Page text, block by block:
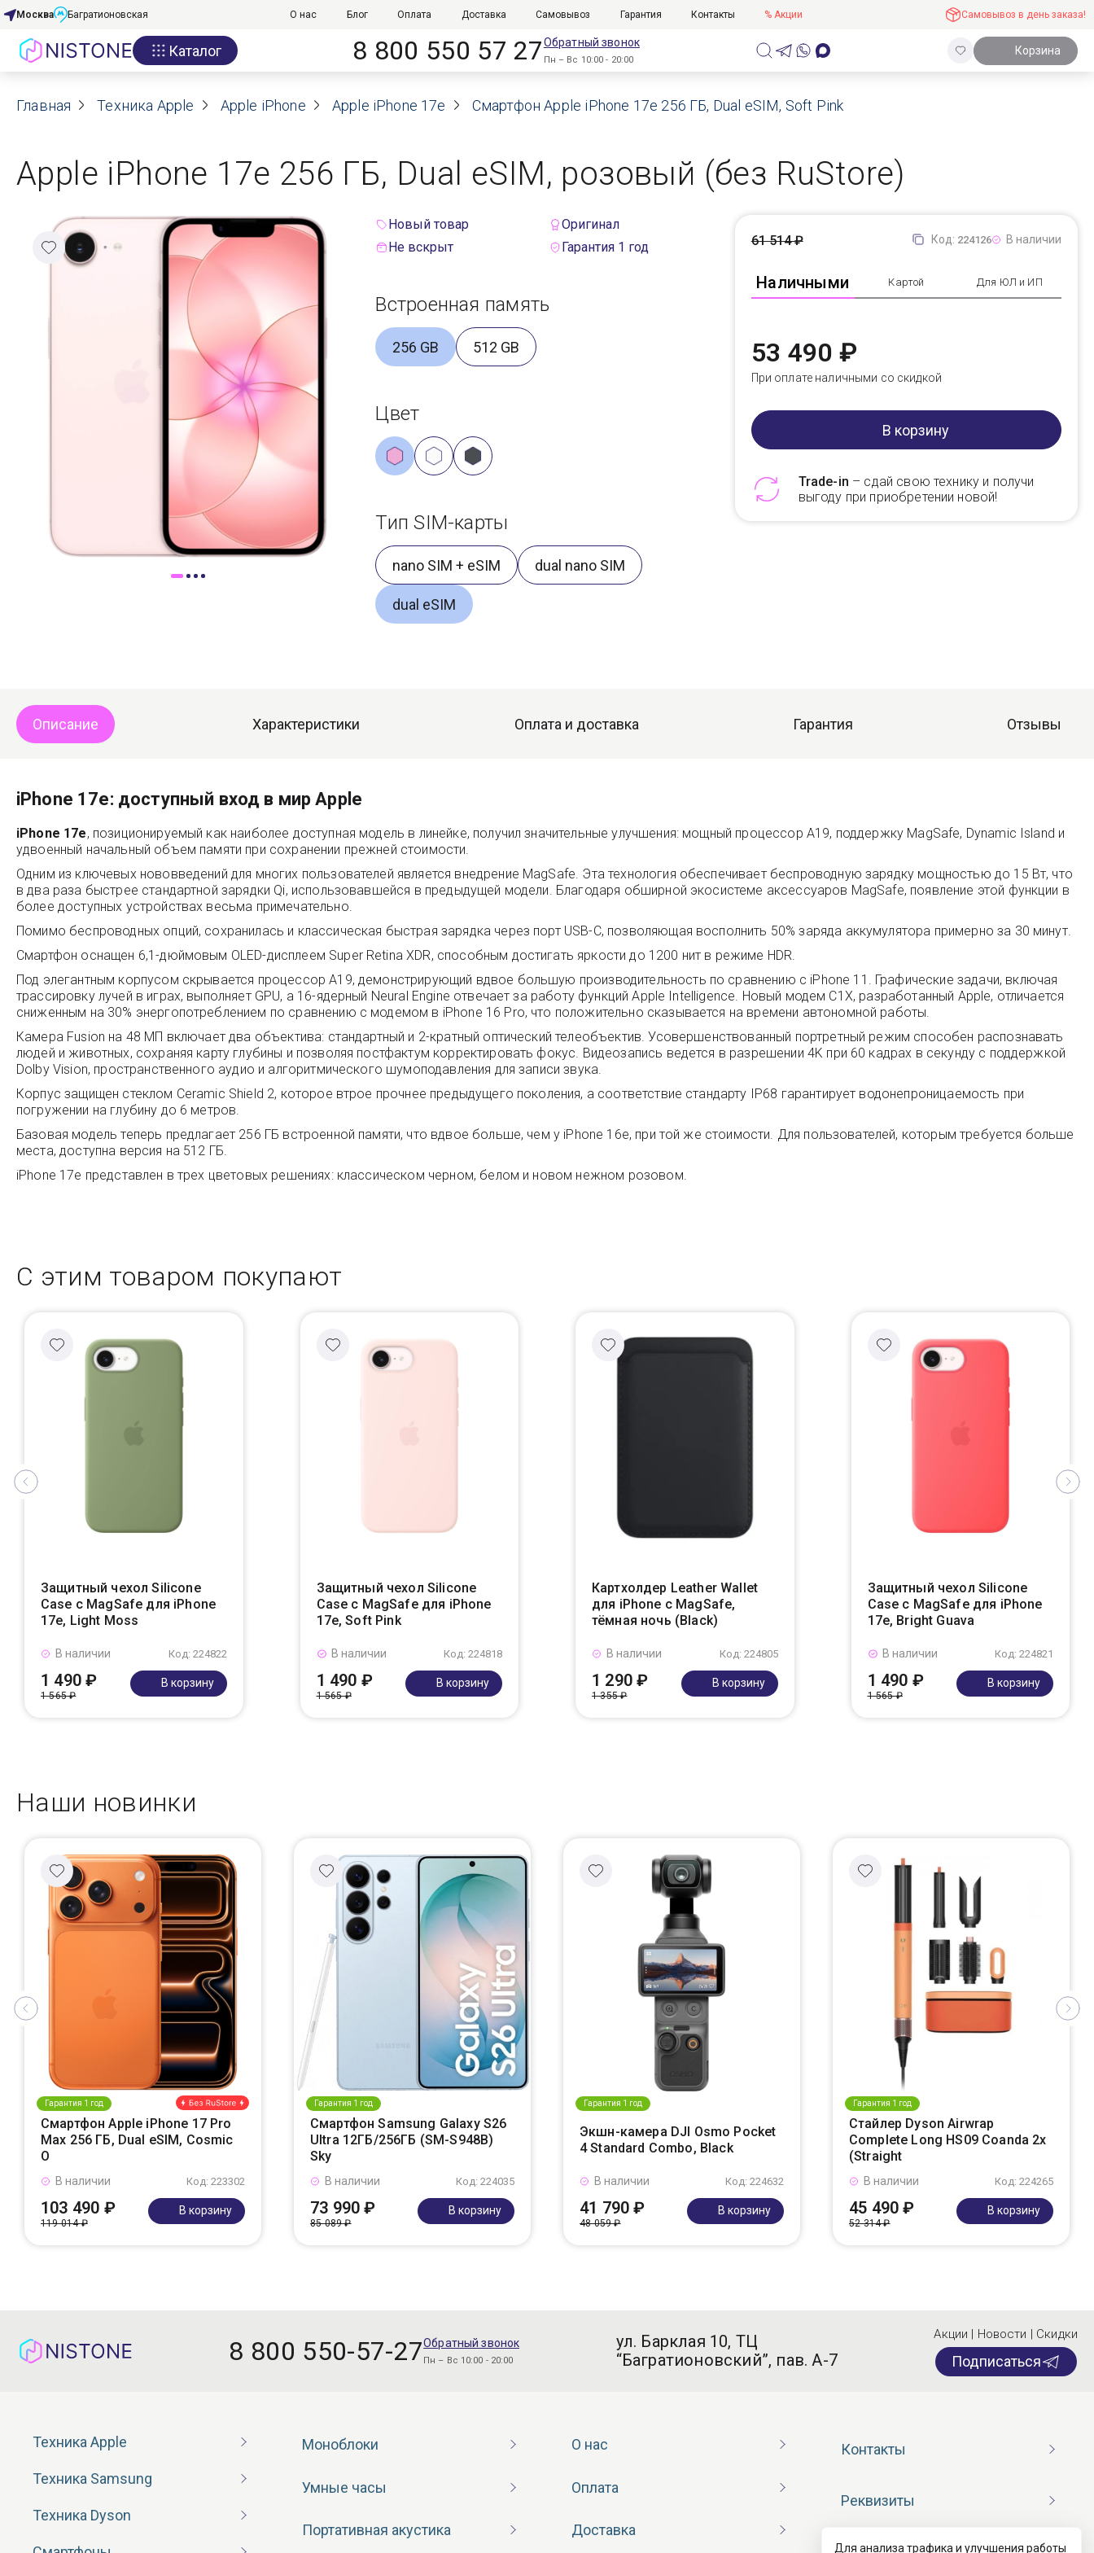
Акции
О нас
Реквизиты
Москва Багратионовская О нас Блог Оплата Доставка Самовывоз Гарантия Контакты % Акции Самовывоз в день заказа!
Каталог 8 800 550 57 27Обратный звонок
Пн – Вс 10:00 - 20:00
Корзина
Главная Техника Apple Apple iPhone Apple iPhone 17e Смартфон Apple iPhone 17e 256 ГБ, Dual eSIM, Soft Pink
Apple iPhone 17e 256 ГБ, Dual eSIM, розовый (без RuStore)
Новый товар
Оригинал
Не вскрыт
Гарантия 1 год
Встроенная память
256 GB 512 GB
Цвет
Тип SIM-карты
nano SIM + eSIM dual nano SIM
dual eSIM
Код: 224126 В наличии
Наличными Картой Для ЮЛ и ИП
61 514 ₽
53 490 ₽
При оплате наличными со скидкой
В корзину
Trade-in – сдай свою технику и получи
выгоду при приобретении новой!
Описание Характеристики Оплата и доставка Гарантия Отзывы
iPhone 17e: доступный вход в мир Apple
iPhone 17e, позиционируемый как наиболее доступная модель в линейке, получил значительные улучшения: мощный процессор A19, поддержку MagSafe, Dynamic Island и
удвоенный начальный объем памяти при сохранении прежней стоимости.
Одним из ключевых нововведений для многих пользователей является внедрение MagSafe. Эта технология обеспечивает беспроводную зарядку мощностью до 15 Вт, что
в два раза быстрее стандартной зарядки Qi, использовавшейся в предыдущей модели. Благодаря обширной экосистеме аксессуаров MagSafe, появление этой функции в
более доступных устройствах весьма примечательно.
Помимо беспроводных опций, сохранилась и классическая быстрая зарядка через порт USB-C, позволяющая восполнить 50% заряда аккумулятора примерно за 30 минут.
Смартфон оснащен 6,1-дюймовым OLED-дисплеем Super Retina XDR, способным достигать яркости до 1200 нит в режиме HDR.
Под элегантным корпусом скрывается процессор A19, демонстрирующий вдвое большую производительность по сравнению с iPhone 11. Графические задачи, включая
трассировку лучей в играх, выполняет GPU, а 16-ядерный Neural Engine отвечает за работу функций Apple Intelligence. Новый модем C1X, разработанный Apple, отличается
сниженным на 30% энергопотреблением по сравнению с модемом в iPhone 16 Pro, что положительно сказывается на времени автономной работы.
Камера Fusion на 48 МП включает два объектива: стандартный и 2-кратный оптический телеобъектив. Усовершенствованный портретный режим способен распознавать
людей и животных, сохраняя карту глубины и позволяя постфактум корректировать фокус. Видеозапись ведется в разрешении 4K при 60 кадрах в секунду с поддержкой
Dolby Vision, пространственного аудио и алгоритмического шумоподавления для записи звука.
Корпус защищен стеклом Ceramic Shield 2, которое втрое прочнее предыдущего поколения, а соответствие стандарту IP68 гарантирует водонепроницаемость при
погружении на глубину до 6 метров.
Базовая модель теперь предлагает 256 ГБ встроенной памяти, что вдвое больше, чем у iPhone 16e, при той же стоимости. Для пользователей, которым требуется больше
места, доступна версия на 512 ГБ.
iPhone 17e представлен в трех цветовых решениях: классическом черном, белом и новом нежном розовом.
С этим товаром покупают
Защитный чехол Silicone
Case с MagSafe для iPhone
17e, Light Moss
Код: 224822
В наличии
1 490 ₽
1 565 ₽
В корзину
Защитный чехол Silicone
Case с MagSafe для iPhone
17e, Soft Pink
Код: 224818
В наличии
1 490 ₽
1 565 ₽
В корзину
Картхолдер Leather Wallet
для iPhone с MagSafe,
тёмная ночь (Black)
Код: 224805
В наличии
1 290 ₽
1 355 ₽
В корзину
Защитный чехол Silicone
Case с MagSafe для iPhone
17e, Bright Guava
Код: 224821
В наличии
1 490 ₽
1 565 ₽
В корзину
Наши новинки
Гарантия 1 год
Смартфон Apple iPhone 17 Pro
Max 256 ГБ, Dual eSIM, Cosmic
O
Код: 223302
В наличии
103 490 ₽
119 014 ₽
В корзину
Гарантия 1 год
Смартфон Samsung Galaxy S26
Ultra 12ГБ/256ГБ (SM-S948B)
Sky
Код: 224035
В наличии
73 990 ₽
85 089 ₽
В корзину
Гарантия 1 год
Экшн-камера DJI Osmo Pocket
4 Standard Combo, Black
Код: 224632
В наличии
41 790 ₽
48 059 ₽
В корзину
Гарантия 1 год
Стайлер Dyson Airwrap
Complete Long HS09 Coanda 2x
(Straight
Код: 224265
В наличии
45 490 ₽
52 314 ₽
В корзину
8 800 550-57-27Обратный звонок
Пн – Вс 10:00 - 20:00
ул. Барклая 10, ТЦ
“Багратионовский”, пав. А-7
Акции | Новости | Скидки
Подписаться
Техника Apple
Техника Samsung
Техника Dyson
Моноблоки
Умные часы
Портативная акустика
О нас
Оплата
Доставка
Контакты
Реквизиты
Для анализа трафика и улучшения работы